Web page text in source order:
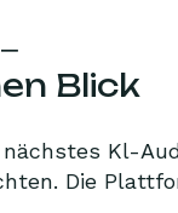
Blick
Kl-
Die